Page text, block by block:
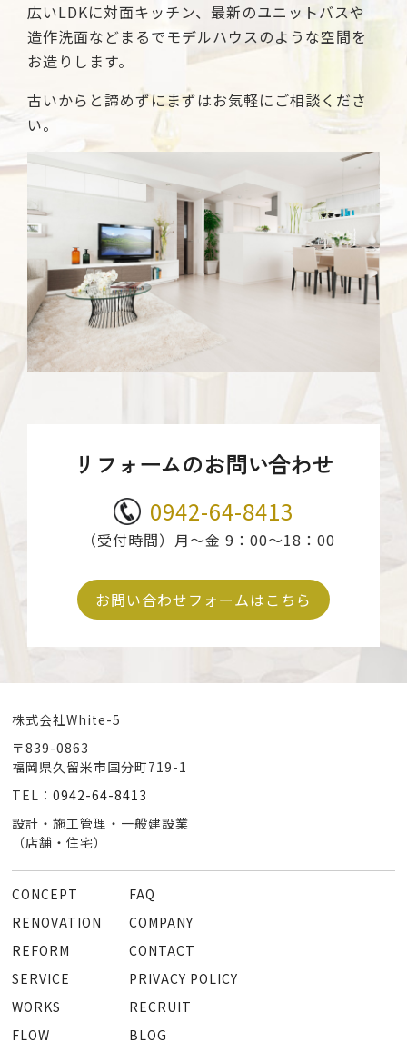
広いLDKに対面キッチン、最新のユニットバスや
造作洗面などまるでモデルハウスのような空間を
お造りします。
古いからと諦めずにまずはお気軽にご相談くださ
い。
リフォームのお問い合わせ
0942-64-8413
（受付時間）月～金 9：00～18：00
お問い合わせフォームはこちら
株式会社White-5
〒839-0863
福岡県久留米市国分町719-1
TEL：0942-64-8413
設計・施工管理・一般建設業
（店舗・住宅）
CONCEPT
RENOVATION
REFORM
SERVICE
WORKS
FLOW
FAQ
COMPANY
CONTACT
PRIVACY POLICY
RECRUIT
BLOG